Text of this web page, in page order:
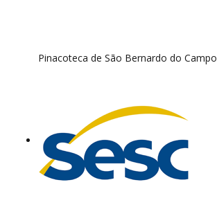
Pinacoteca de São Bernardo do Campo